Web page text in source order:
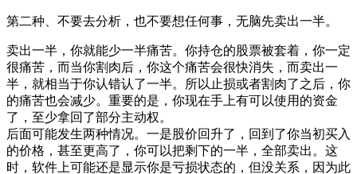
第二种、不要去分析，也不要想任何事，无脑先卖出一半。
卖出一半，你就能少一半痛苦。你持仓的股票被套着，你一定
很痛苦，而当你割肉后，你这个痛苦会很快消失，而卖出一
半，就相当于你认错认了一半。所以止损或者割肉了之后，你
的痛苦也会减少。重要的是，你现在手上有可以使用的资金
了，至少拿回了部分主动权。
后面可能发生两种情况。一是股价回升了，回到了你当初买入
的价格，甚至更高了，你可以把剩下的一半，全部卖出。这
时，软件上可能还是显示你是亏损状态的，但没关系，因为此